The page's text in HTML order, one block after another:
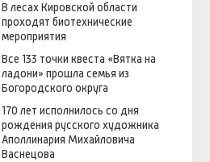
В лесах Кировской области
проходят биотехнические
мероприятия
Все 133 точки квеста «Вятка на
ладони» прошла семья из
Богородского округа
170 лет исполнилось со дня
рождения русского художника
Аполлинария Михайловича
Васнецова